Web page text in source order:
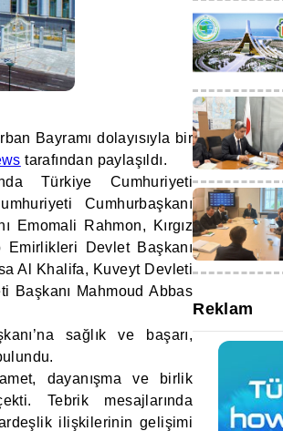
Bayramı dolayısıyla bir
tarafından paylaşıldı.
Türkiye Cumhuriyeti
Cumhurbaşkanı
Emomali Rahmon, Kırgız
Emirlikleri Devlet Başkanı
Al Khalifa, Kuveyt Devleti
Başkanı Mahmoud Abbas
sağlık ve başarı,
dayanışma ve birlik
Tebrik mesajlarında
ilişkilerinin gelişimi
Reklam